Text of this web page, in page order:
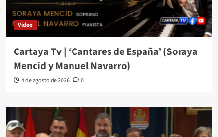
Video
Cartaya Tv | ‘Cantares de España’ (Soraya
Mencid y Manuel Navarro)
4 de agosto de 2026 0